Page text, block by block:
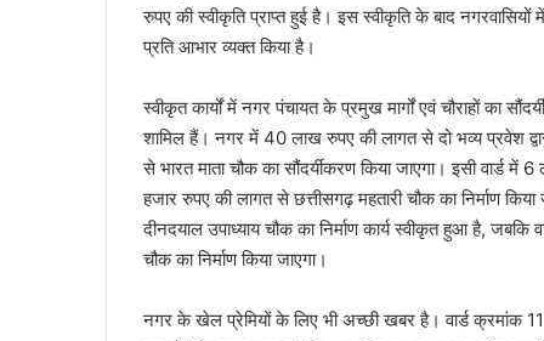
रुपए की स्वीकृति प्राप्त हुई है। इस स्वीकृति के बाद
प्रति आभार व्यक्त किया है।
स्वीकृत कार्यों में नगर पंचायत के प्रमुख मार्गों एवं चौराहों का
शामिल हैं। नगर में 40 लाख रुपए की लागत से दो भव्य प्रवेश
से भारत माता चौक का सौंदर्यीकरण किया जाएगा। इसी
हजार रुपए की लागत से छत्तीसगढ़ महतारी चौक का निर्माण
दीनदयाल उपाध्याय चौक का निर्माण कार्य स्वीकृत हुआ है,
चौक का निर्माण किया जाएगा।
नगर के खेल प्रेमियों के लिए भी अच्छी खबर है। वार्ड क्रमांक